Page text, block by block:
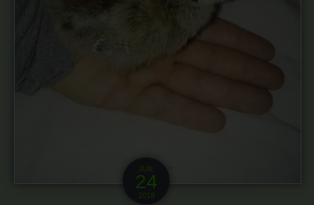
JUIL
24
2018